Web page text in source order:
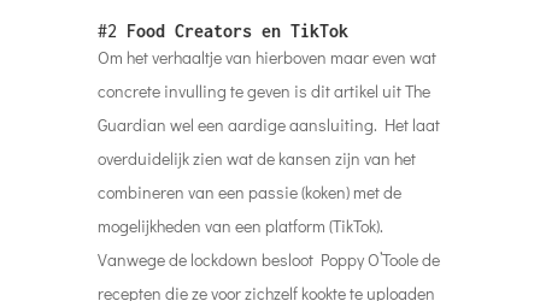
#2 Food Creators en TikTok
Om het verhaaltje van hierboven maar even wat
concrete invulling te geven is dit artikel uit The
Guardian wel een aardige aansluiting. Het laat
overduidelijk zien wat de kansen zijn van het
combineren van een passie (koken) met de
mogelijkheden van een platform (TikTok).
Vanwege de lockdown besloot Poppy O’Toole de
recepten die ze voor zichzelf kookte te uploaden